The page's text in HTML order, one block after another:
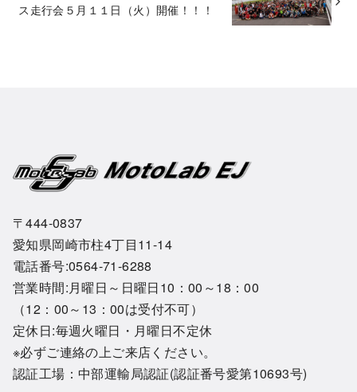
ス走行会５月１１日（火）開催！！！
〒444-0837
愛知県岡崎市柱4丁目11-14
電話番号:0564-71-6288
営業時間:月曜日～日曜日10：00～18：00
（12：00～13：00は受付不可）
定休日:毎週火曜日・月曜日不定休
※必ずご連絡の上ご来店ください。
認証工場：中部運輸局認証(認証番号愛第10693号)